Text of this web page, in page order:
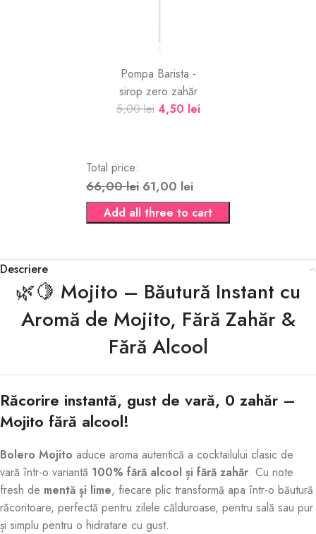
Pompa Barista -
sirop zero zahăr
5,00lei 4,50 lei
Total price:
66,00 lei 61,00 lei
Add all three to cart
Descriere
🌿🍋 Mojito – Băutură Instant cu
Aromă de Mojito, Fără Zahăr &
Fără Alcool
Răcorire instantă, gust de vară, 0 zahăr –
Mojito fără alcool!
Bolero Mojito aduce aroma autentică a cocktailului clasic de
vară într-o variantă 100% fără alcool și fără zahăr. Cu note
fresh de mentă și lime, fiecare plic transformă apa într-o băutură
răcoritoare, perfectă pentru zilele călduroase, pentru sală sau pur
și simplu pentru o hidratare cu gust.